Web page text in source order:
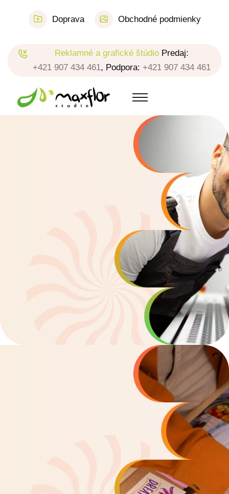
Doprava Obchodné podmienky
Reklamné a grafické štúdio Predaj:
+421 907 434 461, Podpora: +421 907 434 461